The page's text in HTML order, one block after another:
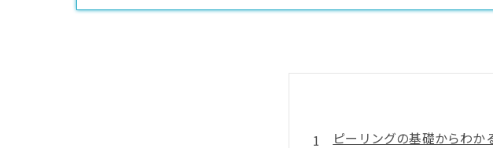
ピーリングの基礎からわか